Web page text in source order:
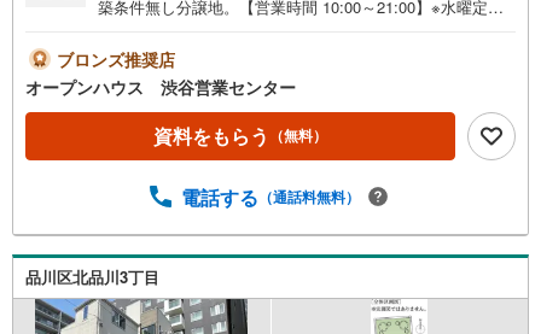
築条件無し分譲地。【営業時間 10:00～21:00】※水曜定休
気軽にご連絡ください！現地を見学される場合は「室内・
現地を見学する（無料）」ボタンよりご希望の日時をご記
入いただけますとスムーズにご案内が可能です。◎現地の
ご案内について・平日や夜遅い時間帯もご案内が可能 ※定
休日を除く・経験豊富なスタッフが物件詳細を丁寧にご説
まで送迎します。・チャイルドシートのご用意ございま
という方も大歓迎です！年間8000棟以上の限定物件を発表
しているオープンハウスだから出会える物件が多数ござい
ます。ぜひお気軽にご連絡・ご相談ください！※限定物件:
ブロンズ推奨店
オープンハウス 渋谷営業センター
資料をもらう （無料）
電話する （通話料無料）
品川区北品川3丁目